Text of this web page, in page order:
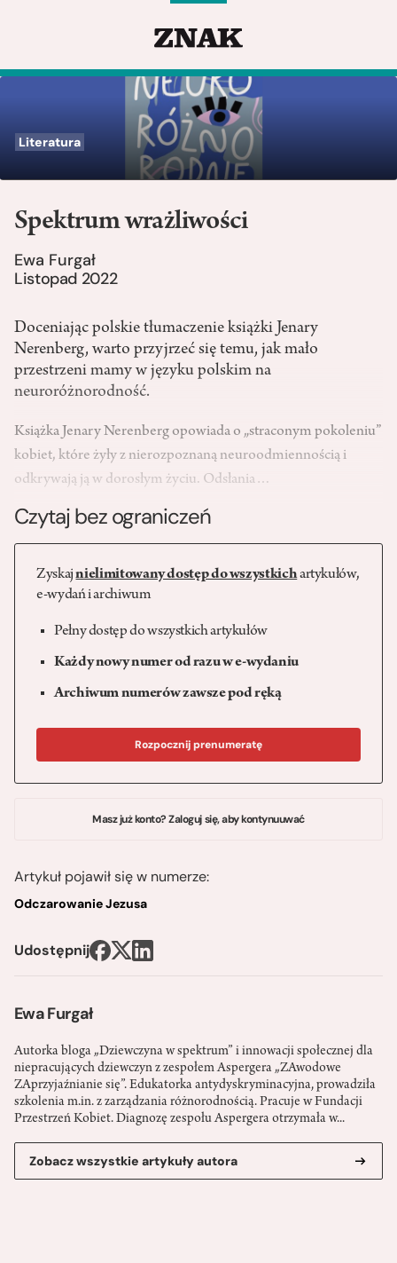
Literatura
Ewa Furgał
Autorka bloga „Dziewczyna w spektrum” i innowacji społecznej dla
niepracujących dziewczyn z zespołem Aspergera „ZAwodowe
ZAprzyjaźnianie się”. Edukatorka antydyskryminacyjna, prowadziła
szkolenia m.in. z zarządzania różnorodnością. Pracuje w Fundacji
Przestrzeń Kobiet. Diagnozę zespołu Aspergera otrzymała w...
Zobacz wszystkie artykuły autora
Spektrum wrażliwości
Ewa Furgał
Listopad 2022
Doceniając polskie tłumaczenie książki Jenary
Nerenberg, warto przyjrzeć się temu, jak mało
przestrzeni mamy w języku polskim na
neuroróżnorodność.
Książka Jenary Nerenberg opowiada o „straconym pokoleniu”
kobiet, które żyły z nierozpoznaną neuroodmiennością i
odkrywają ją w dorosłym życiu. Odsłania…
Czytaj bez ograniczeń
Zyskajnielimitowany dostęp do wszystkichartykułów,
e-wydań i archiwum
Pełny dostęp do wszystkich artykułów
Każdy nowy numer od razu w e-wydaniu
Archiwum numerów zawsze pod ręką
Rozpocznij prenumeratę
Masz już konto? Zaloguj się, aby kontynuuwać
Artykuł pojawił się w numerze:
Odczarowanie Jezusa
Udostępnij